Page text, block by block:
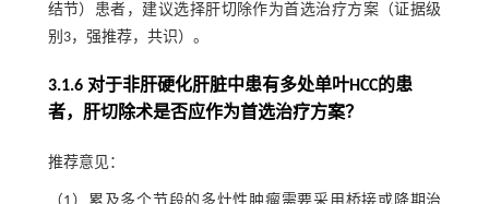
结节）患者，建议选择肝切除作为首选治疗方案（证据级
别3，强推荐，共识）。
3.1.6 对于非肝硬化肝脏中患有多处单叶HCC的患
者，肝切除术是否应作为首选治疗方案？
推荐意见：